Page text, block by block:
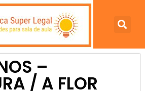
–
/ A FLOR